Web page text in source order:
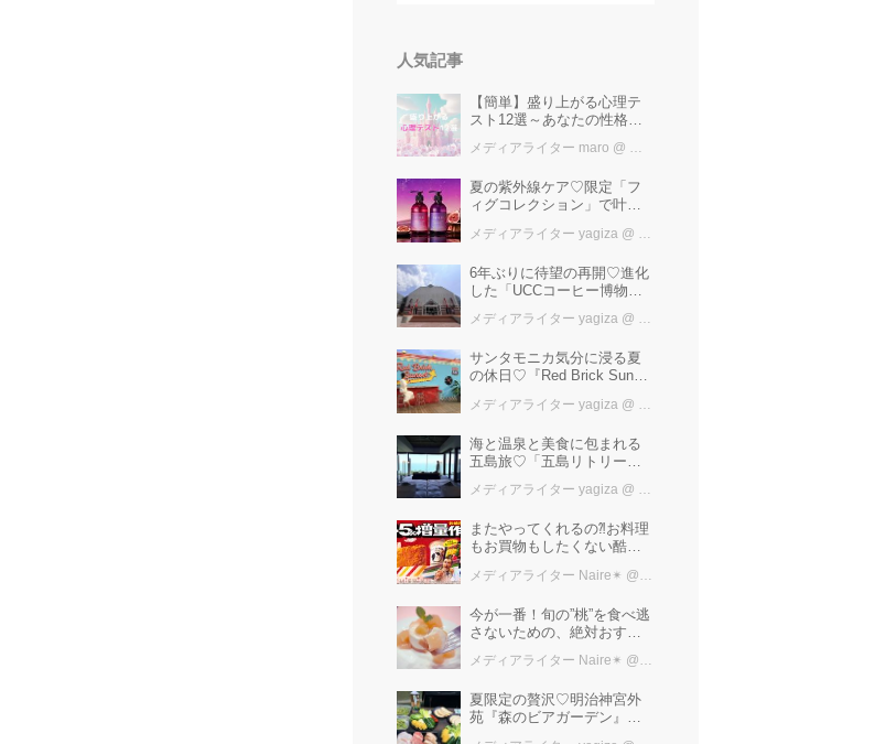
人気記事
【簡単】盛り上がる心理テ
スト12選～あなたの性格を
メディアライター maro @ カワコレメディア編集部
夏の紫外線ケア♡限定「フ
ィグコレクション」で叶え
メディアライター yagiza @ カワコレメディア編集部
6年ぶりに待望の再開♡進化
した「UCCコーヒー博物
ーマパーク”！館内展示の全
メディアライター yagiza @ カワコレメディア編集部
サンタモニカ気分に浸る夏
の休日♡『Red Brick Sunset
レンガ倉庫】
メディアライター yagiza @ カワコレメディア編集部
海と温泉と美食に包まれる
五島旅♡「五島リトリート
極上ご褒美ステイ
メディアライター yagiza @ カワコレメディア編集部
またやってくれるの⁈お料理
もお買物もしたくない酷暑
けば増量中！！
メディアライター Naire✴︎ @ カワコレメディア編集部
今が一番！旬の”桃”を食べ逃
さないための、絶対おすす
メディアライター Naire✴︎ @ カワコレメディア編集部
夏限定の贅沢♡明治神宮外
苑『森のビアガーデン』で